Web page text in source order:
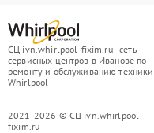
СЦ ivn.whirlpool-fixim.ru - сеть
сервисных центров в Иванове по
ремонту и обслуживанию техники
Whirlpool
2021-2026 © СЦ ivn.whirlpool-
fixim.ru